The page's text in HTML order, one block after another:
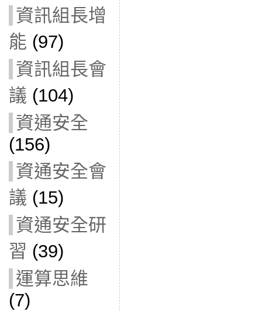
資訊組長增
能 (97)
資訊組長會
議 (104)
資通安全
(156)
資通安全會
議 (15)
資通安全研
習 (39)
運算思維
(7)